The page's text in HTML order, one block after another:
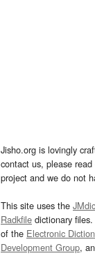
Jisho.org is lovingly
contact us, please
project and we do not
This site uses the
Radkfile dictionary
of the Electronic
Development Group,